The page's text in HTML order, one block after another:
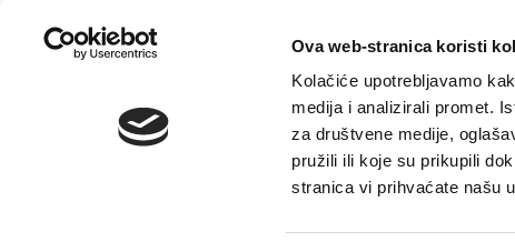
Ova web-stranica koristi
Kolačiće upotrebljavamo
medija i analizirali promet.
za društvene medije,
pružili ili koje su prikupili
stranica vi prihvaćate našu
Gradska uprava